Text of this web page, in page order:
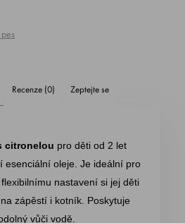
Recenze (0) Zeptejte se
citronelou pro děti od 2 let
esenciální oleje. Je ideální pro
nastavení si jej děti
zápěstí i kotník. Poskytuje
vůči vodě.